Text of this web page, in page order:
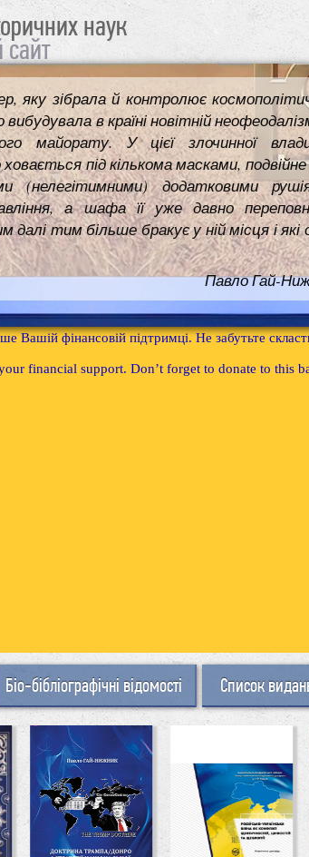
наук
сайт
яку зібрала й контролює
в країні новітній
майорату. У цієї злочинної
під кількома масками,
(нелегітимними) додатковими
а шафа її уже давно
тим більше бракує у ній місця і які
Павло Гай-
Вашій фінансовій підтримці. Не забутьте
financial support. Don’t forget to donate to this
Біо-бібліографічні відомості Список